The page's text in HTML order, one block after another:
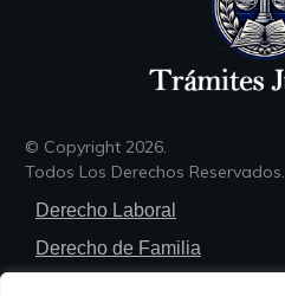
© Copyright 2026.
Todos Los Derechos Reservados.
Derecho Laboral
Derecho de Familia